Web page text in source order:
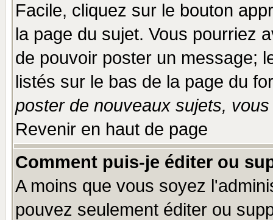
Facile, cliquez sur le bouton
la page du sujet. Vous pourriez
de pouvoir poster un message;
listés sur le bas de la page du
poster de nouveaux sujets,
Revenir en haut de page
Comment puis-je éditer ou
A moins que vous soyez
pouvez seulement éditer ou